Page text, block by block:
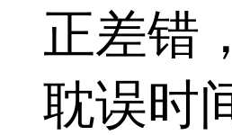
正差错
耽误时